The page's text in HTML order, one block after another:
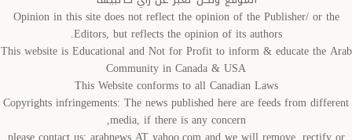
Opinion in this site does not reflect the opinion of the Publisher/ or the
Editors, but reflects the opinion of its authors.
This website is Educational and Not for Profit to inform & educate the Arab
Community in Canada & USA
This Website conforms to all Canadian Laws
Copyrights infringements: The news published here are feeds from different
media, if there is any concern,